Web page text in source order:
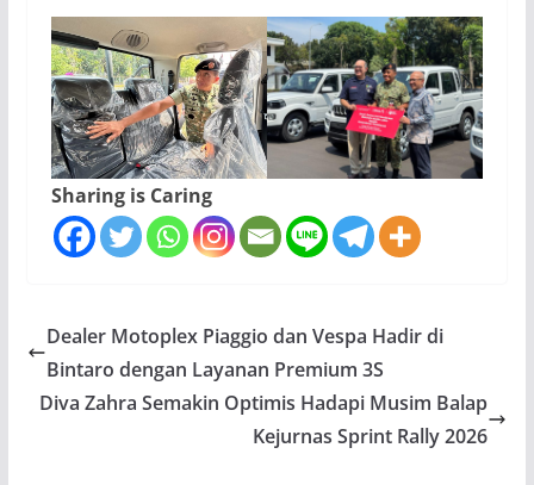
Sharing is Caring
Dealer Motoplex Piaggio dan Vespa Hadir di
Bintaro dengan Layanan Premium 3S
Diva Zahra Semakin Optimis Hadapi Musim Balap
Kejurnas Sprint Rally 2026